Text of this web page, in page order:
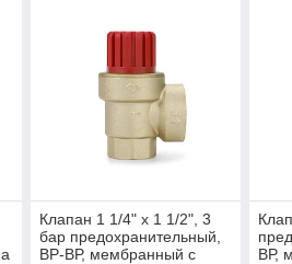
Клапан 1 1/4" х 1 1/2", 3
бар предохранительный,
ВР-ВР, мембранный с
ВР,